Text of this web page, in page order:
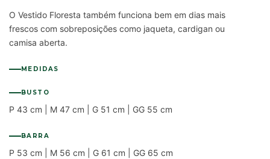
O Vestido Floresta também funciona bem em dias mais
frescos com sobreposições como jaqueta, cardigan ou
camisa aberta.
MEDIDAS
BUSTO
P 43 cm | M 47 cm | G 51 cm | GG 55 cm
BARRA
P 53 cm | M 56 cm | G 61 cm | GG 65 cm